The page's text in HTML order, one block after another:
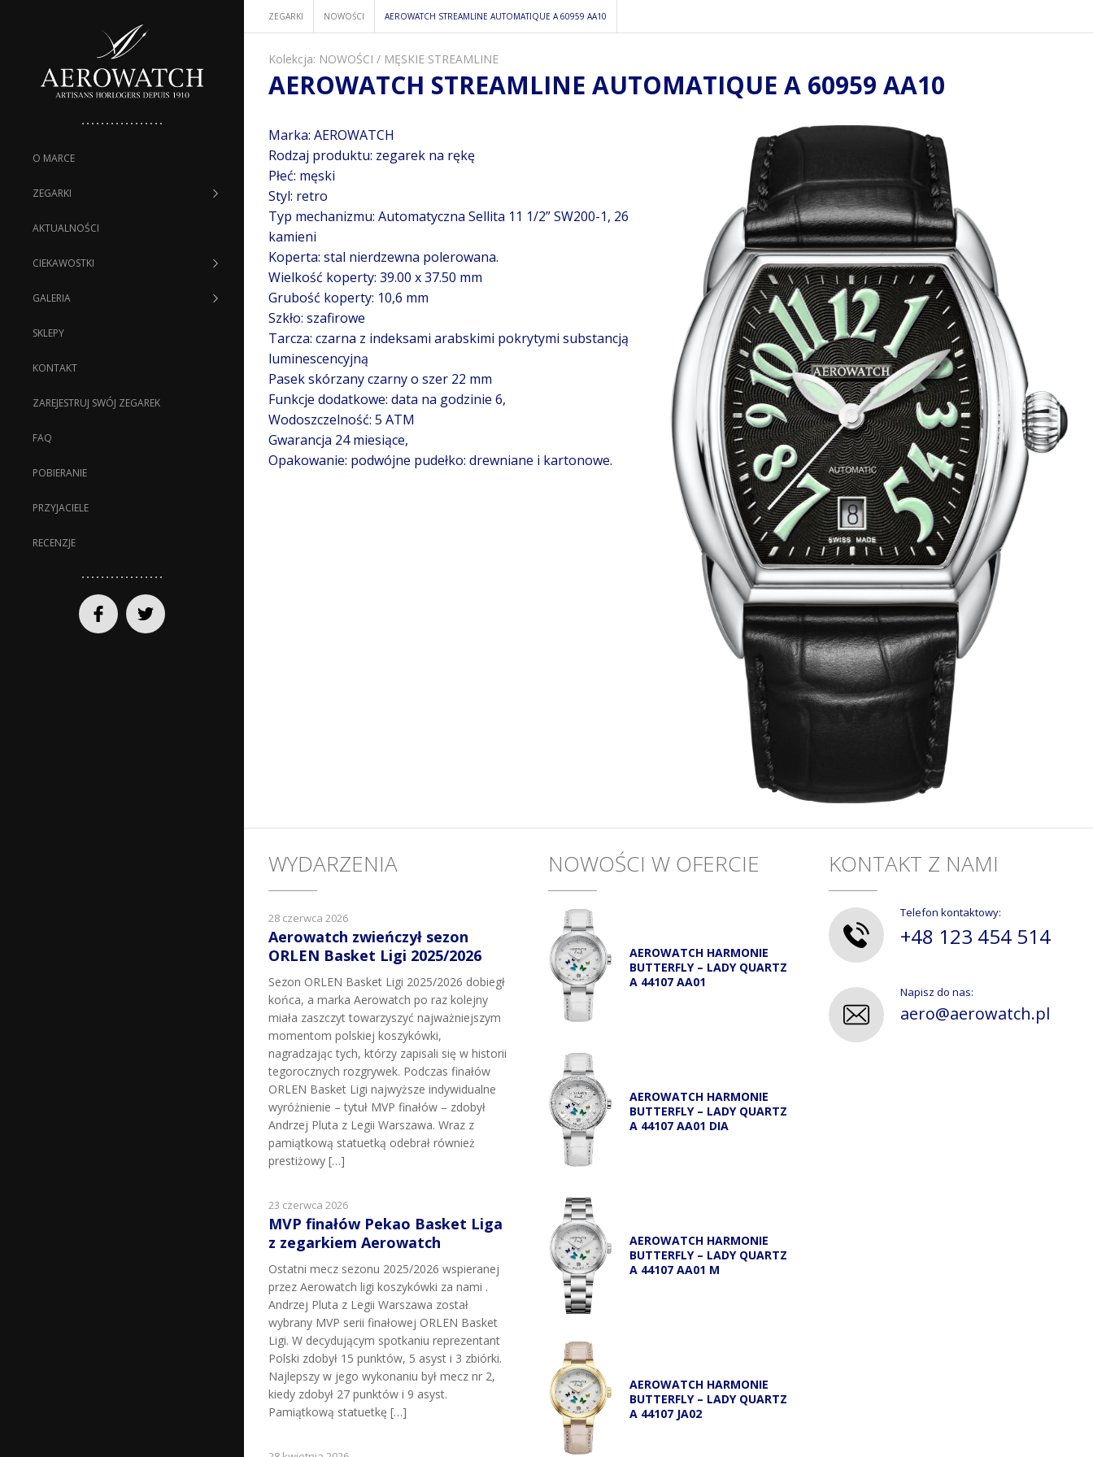
O MARCE
ZEGARKI
AKTUALNOŚCI
CIEKAWOSTKI
GALERIA
SKLEPY
KONTAKT
ZAREJESTRUJ SWÓJ ZEGAREK
FAQ
POBIERANIE
PRZYJACIELE
RECENZJE
ZEGARKI NOWOŚCI AEROWATCH STREAMLINE AUTOMATIQUE A 60959 AA10
Kolekcja: NOWOŚCI / MĘSKIE STREAMLINE
AEROWATCH STREAMLINE AUTOMATIQUE A 60959 AA10
Marka: AEROWATCH
Rodzaj produktu: zegarek na rękę
Płeć: męski
Styl: retro
Typ mechanizmu: Automatyczna Sellita 11 1/2” SW200-1, 26
kamieni
Koperta: stal nierdzewna polerowana.
Wielkość koperty: 39.00 x 37.50 mm
Grubość koperty: 10,6 mm
Szkło: szafirowe
Tarcza: czarna z indeksami arabskimi pokrytymi substancją
luminescencyjną
Pasek skórzany czarny o szer 22 mm
Funkcje dodatkowe: data na godzinie 6,
Wodoszczelność: 5 ATM
Gwarancja 24 miesiące,
Opakowanie: podwójne pudełko: drewniane i kartonowe.
WYDARZENIA
28 czerwca 2026
Aerowatch zwieńczył sezon
ORLEN Basket Ligi 2025/2026
Sezon ORLEN Basket Ligi 2025/2026 dobiegł
końca, a marka Aerowatch po raz kolejny
miała zaszczyt towarzyszyć najważniejszym
momentom polskiej koszykówki,
nagradzając tych, którzy zapisali się w historii
tegorocznych rozgrywek. Podczas finałów
ORLEN Basket Ligi najwyższe indywidualne
wyróżnienie – tytuł MVP finałów – zdobył
Andrzej Pluta z Legii Warszawa. Wraz z
pamiątkową statuetką odebrał również
prestiżowy […]
23 czerwca 2026
MVP finałów Pekao Basket Liga
z zegarkiem Aerowatch
Ostatni mecz sezonu 2025/2026 wspieranej
przez Aerowatch ligi koszykówki za nami .
Andrzej Pluta z Legii Warszawa został
wybrany MVP serii finałowej ORLEN Basket
Ligi. W decydującym spotkaniu reprezentant
Polski zdobył 15 punktów, 5 asyst i 3 zbiórki.
Najlepszy w jego wykonaniu był mecz nr 2,
kiedy zdobył 27 punktów i 9 asyst.
Pamiątkową statuetkę […]
NOWOŚCI W OFERCIE
AEROWATCH HARMONIE
BUTTERFLY – LADY QUARTZ
A 44107 AA01
AEROWATCH HARMONIE
BUTTERFLY – LADY QUARTZ
A 44107 AA01 DIA
AEROWATCH HARMONIE
BUTTERFLY – LADY QUARTZ
A 44107 AA01 M
AEROWATCH HARMONIE
BUTTERFLY – LADY QUARTZ
A 44107 JA02
KONTAKT Z NAMI
Telefon kontaktowy:
+48 123 454 514
Napisz do nas:
aero@aerowatch.pl